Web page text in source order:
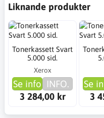
Liknande produkter
Tonerkassett Svart
5.000 sid.
Xerox
Se info INFO.
3 284,00 kr
Se
3